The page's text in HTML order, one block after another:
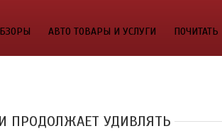
АВТО ТОВАРЫ И УСЛУГИ ПОЧИТАТЬ
ПРОДОЛЖАЕТ УДИВЛЯТЬ